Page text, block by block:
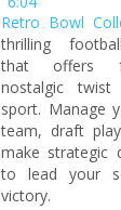
Retro Bowl
thrilling
that offers
nostalgic
sport. Manage
team, draft
make strategic
to lead your
victory.